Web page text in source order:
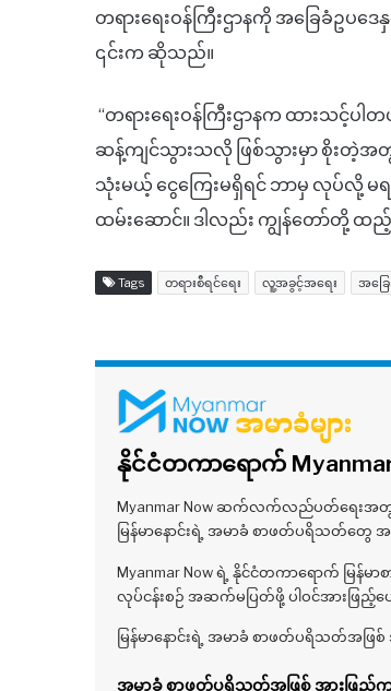
တရားရေးဝန်ကြီးဌာနကို အခြေခံ
၎င်းက ဆိုသည်။
“တရားရေးဝန်ကြီးဌာနက ထားသင့်ပါ
ဆန့်ကျင်သွားသလို ဖြစ်သွားမှာ စိုးတဲ့
သုံးမယ့် ငွေကြေးမရှိရင် ဘာမှ လုပ်လို့ မ
ထမ်းဆောင်။ ဒါလည်း ကျွန်တော်တို့ ထ
Tags တရားစီရင်ရေး လူ့အခွင့်အရေး အခြ
နိုင်ငံတကာရောက်
Myanmar Now ဆက်လက်လည်ပတ်ရေးအ
မြန်မာနောင်းရဲ့ အမာခံ စာဖတ်ပရိသတ်တွေ အဖ
Myanmar Now ရဲ့ နိုင်ငံတကာရောက် မ
လုပ်ငန်းစဉ် အဆက်မပြတ်ဖို့ ပါဝင်အားဖြ
မြန်မာနောင်းရဲ့ အမာခံ စာဖတ်ပရိသတ်အဖ
အမာခံ စာဖတ်ပရိသတ်အဖြစ် အားဖြည့်ကူ